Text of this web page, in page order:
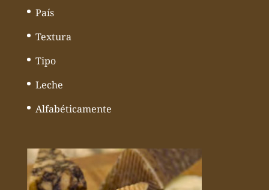
País
Textura
Tipo
Leche
Alfabéticamente